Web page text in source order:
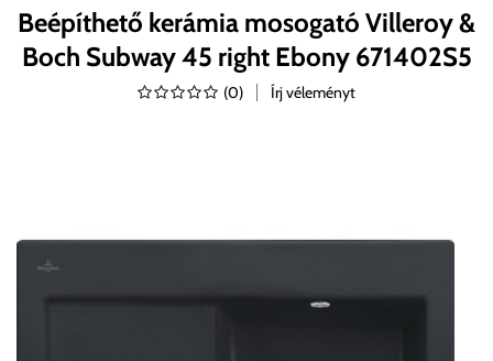
Beépíthető kerámia mosogató Villeroy &
Boch Subway 45 right Ebony 671402S5
(0) Írj véleményt